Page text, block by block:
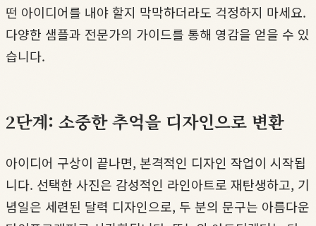
떤 아이디어를 내야 할지 막막하더라도 걱정하지 마세요.
다양한 샘플과 전문가의 가이드를 통해 영감을 얻을 수 있
습니다.
2단계: 소중한 추억을 디자인으로 변환
아이디어 구상이 끝나면, 본격적인 디자인 작업이 시작됩
니다. 선택한 사진은 감성적인 라인아트로 재탄생하고, 기
념일은 세련된 달력 디자인으로, 두 분의 문구는 아름다운